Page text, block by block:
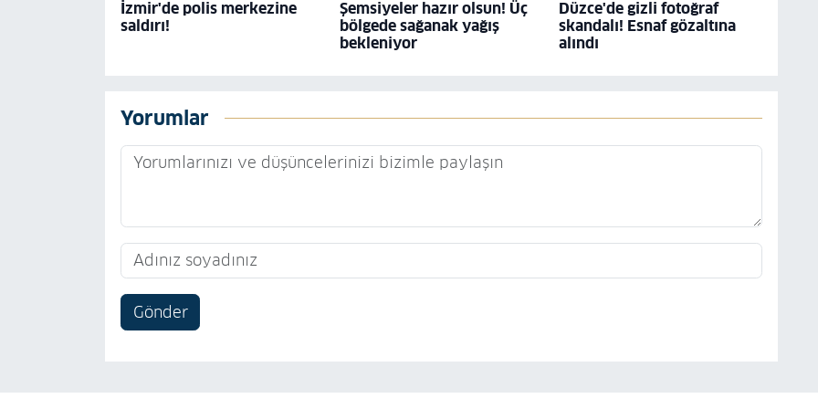
İzmir'de polis merkezine
saldırı!
Şemsiyeler hazır olsun! Üç
bölgede sağanak yağış
bekleniyor
Düzce'de gizli fotoğraf
skandalı! Esnaf gözaltına
alındı
Yorumlar
Gönder